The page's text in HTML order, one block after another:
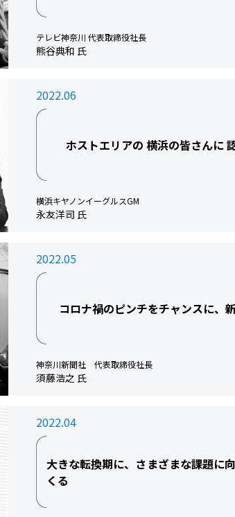
テレビ神奈川 代表取締役社長
熊谷典和 氏
2022.06
ホストエリアの 横浜の皆さんに
横浜キヤノンイーグルスGM
永友洋司 氏
2022.05
コロナ禍のピンチをチャンスに、
神奈川新聞社 代表取締役社長
須藤浩之 氏
2022.04
大きな転換期に、さまざまな課題に
くる